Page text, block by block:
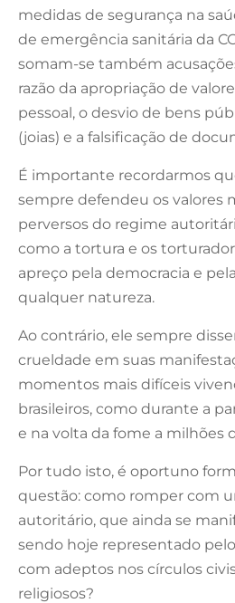
medidas de segurança na
de emergência sanitária da
somam-se também
razão da apropriação de
pessoal, o desvio de bens
(joias) e a falsificação de
É importante recordarmos
sempre defendeu os valores
perversos do regime
como a tortura e os
apreço pela democracia e
qualquer natureza.
Ao contrário, ele sempre
crueldade em suas
momentos mais difíceis
brasileiros, como durante a
e na volta da fome a milhões
Por tudo isto, é oportuno
questão: como romper com
autoritário, que ainda se
sendo hoje representado
com adeptos nos círculos
religiosos?